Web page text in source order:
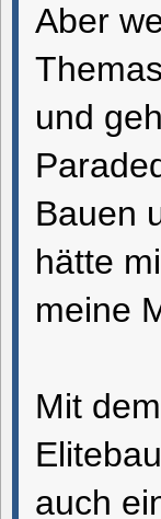
Aber
und
Bauen
hätte
meine
Mit
auch